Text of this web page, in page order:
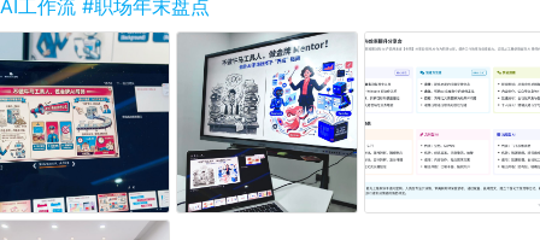
工作流 #职场年末盘点